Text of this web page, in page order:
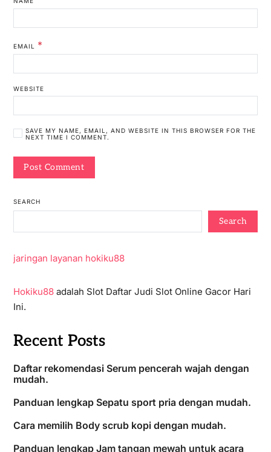
EMAIL *
WEBSITE
SAVE MY NAME, EMAIL, AND WEBSITE IN THIS BROWSER FOR THE
NEXT TIME I COMMENT.
SEARCH
Search
jaringan layanan hokiku88
Hokiku88adalah Slot Daftar Judi Slot Online Gacor Hari
Ini.
Recent Posts
Daftar rekomendasi Serum pencerah wajah dengan
mudah.
Panduan lengkap Sepatu sport pria dengan mudah.
Cara memilih Body scrub kopi dengan mudah.
Panduan lengkap Jam tangan mewah untuk acara